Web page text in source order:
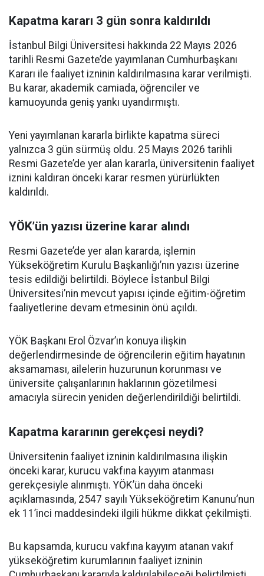
Kapatma kararı 3 gün sonra kaldırıldı
İstanbul Bilgi Üniversitesi hakkında 22 Mayıs 2026
tarihli Resmi Gazete’de yayımlanan Cumhurbaşkanı
Kararı ile faaliyet izninin kaldırılmasına karar verilmişti.
Bu karar, akademik camiada, öğrenciler ve
kamuoyunda geniş yankı uyandırmıştı.
Yeni yayımlanan kararla birlikte kapatma süreci
yalnızca 3 gün sürmüş oldu. 25 Mayıs 2026 tarihli
Resmi Gazete’de yer alan kararla, üniversitenin faaliyet
iznini kaldıran önceki karar resmen yürürlükten
kaldırıldı.
YÖK’ün yazısı üzerine karar alındı
Resmi Gazete’de yer alan kararda, işlemin
Yükseköğretim Kurulu Başkanlığı’nın yazısı üzerine
tesis edildiği belirtildi. Böylece İstanbul Bilgi
Üniversitesi’nin mevcut yapısı içinde eğitim-öğretim
faaliyetlerine devam etmesinin önü açıldı.
YÖK Başkanı Erol Özvar’ın konuya ilişkin
değerlendirmesinde de öğrencilerin eğitim hayatının
aksamaması, ailelerin huzurunun korunması ve
üniversite çalışanlarının haklarının gözetilmesi
amacıyla sürecin yeniden değerlendirildiği belirtildi.
Kapatma kararının gerekçesi neydi?
Üniversitenin faaliyet izninin kaldırılmasına ilişkin
önceki karar, kurucu vakfına kayyım atanması
gerekçesiyle alınmıştı. YÖK’ün daha önceki
açıklamasında, 2547 sayılı Yükseköğretim Kanunu’nun
ek 11’inci maddesindeki ilgili hükme dikkat çekilmişti.
Bu kapsamda, kurucu vakfına kayyım atanan vakıf
yükseköğretim kurumlarının faaliyet izninin